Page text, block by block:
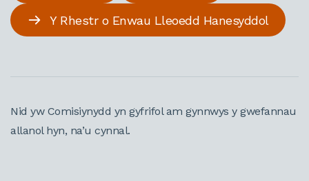
Y Rhestr o Enwau Lleoedd Hanesyddol
Nid yw Comisiynydd yn gyfrifol am gynnwys y gwefannau
allanol hyn, na’u cynnal.